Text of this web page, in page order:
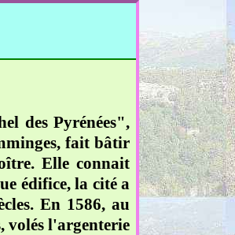
des Pyrénées",
fait bâtir
Elle connait
édifice, la cité a
En 1586, au
volés l'argenterie